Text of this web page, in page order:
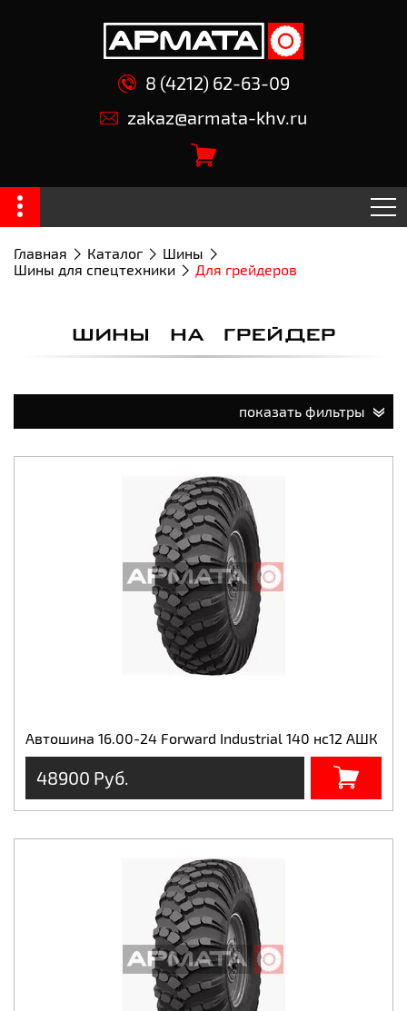
8 (4212) 62-63-09
zakaz@armata-khv.ru
Главная Каталог
Шины
Шины для спецтехники
Для грейдеров
ШИНЫ НА ГРЕЙДЕР
показать фильтры
Автошина 16.00-24 Forward Industrial 140 нс12 АШК
48900 Руб.